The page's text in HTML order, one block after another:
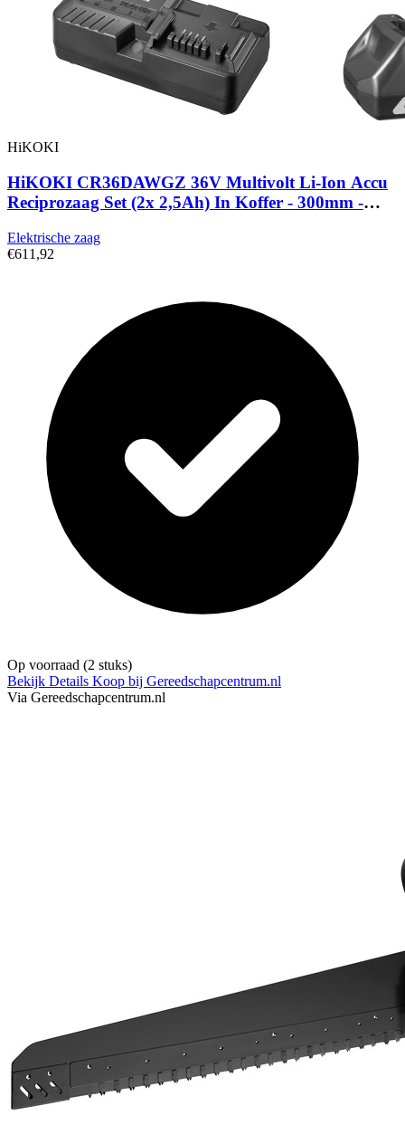
HiKOKI
HiKOKI CR36DAWGZ 36V Multivolt Li-Ion Accu
Reciprozaag Set (2x 2,5Ah) In Koffer - 300mm -
Elektrische zaag
€611,92
Op voorraad (2 stuks)
Bekijk Details Koop bij Gereedschapcentrum.nl
Via Gereedschapcentrum.nl